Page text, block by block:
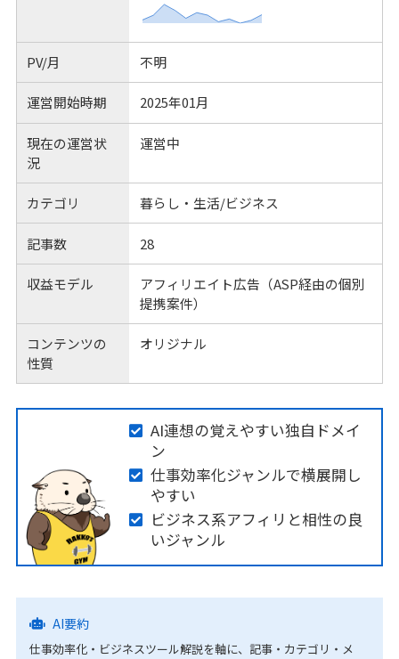
PV/月 不明
運営開始時期 2025年01月
現在の運営状
況
運営中
カテゴリ 暮らし・生活/ビジネス
記事数 28
収益モデル
アフィリエイト広告（ASP経由の個別
提携案件）
コンテンツの
性質
オリジナル
AI連想の覚えやすい独自ドメイ
ン
仕事効率化ジャンルで横展開し
やすい
ビジネス系アフィリと相性の良
いジャンル
AI要約
仕事効率化・ビジネスツール解説を軸に、記事・カテゴリ・メ